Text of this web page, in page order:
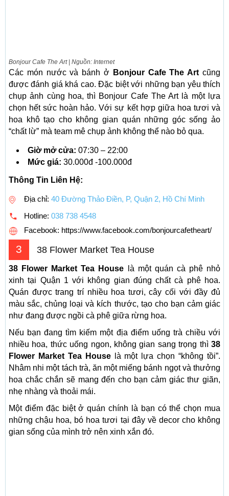
Bonjour Cafe The Art | Nguồn: Internet
Các món nước và bánh ở Bonjour Cafe The Art cũng
được đánh giá khá cao. Đặc biệt với những bạn yêu thích
chụp ảnh cùng hoa, thì Bonjour Cafe The Art là một lựa
chọn hết sức hoàn hảo. Với sự kết hợp giữa hoa tươi và
hoa khô tạo cho không gian quán những góc sống ảo
“chất lừ” mà team mê chụp ảnh không thể nào bỏ qua.
Giờ mở cửa: 07:30 – 22:00
Mức giá: 30.000đ -100.000đ
Thông Tin Liên Hệ:
Địa chỉ: 40 Đường Thảo Điền, P, Quận 2, Hồ Chí Minh
Hotline: 038 738 4548
Facebook: https://www.facebook.com/bonjourcafetheart/
3 38 Flower Market Tea House
38 Flower Market Tea House là một quán cà phê nhỏ
xinh tại Quận 1 với không gian đúng chất cà phê hoa.
Quán được trang trí nhiều hoa tươi, cây cối với đầy đủ
màu sắc, chủng loại và kích thước, tạo cho bạn cảm giác
như đang được ngồi cà phê giữa rừng hoa.
Nếu bạn đang tìm kiếm một địa điểm uống trà chiều với
nhiều hoa, thức uống ngon, không gian sang trọng thì 38
Flower Market Tea Houselà một lựa chọn “không tồi”.
Nhâm nhi một tách trà, ăn một miếng bánh ngọt và thưởng
hoa chắc chắn sẽ mang đến cho bạn cảm giác thư giãn,
nhẹ nhàng và thoải mái.
Một điểm đặc biệt ở quán chính là bạn có thể chọn mua
những chậu hoa, bó hoa tươi tại đây về decor cho không
gian sống của mình trở nên xinh xắn đó.